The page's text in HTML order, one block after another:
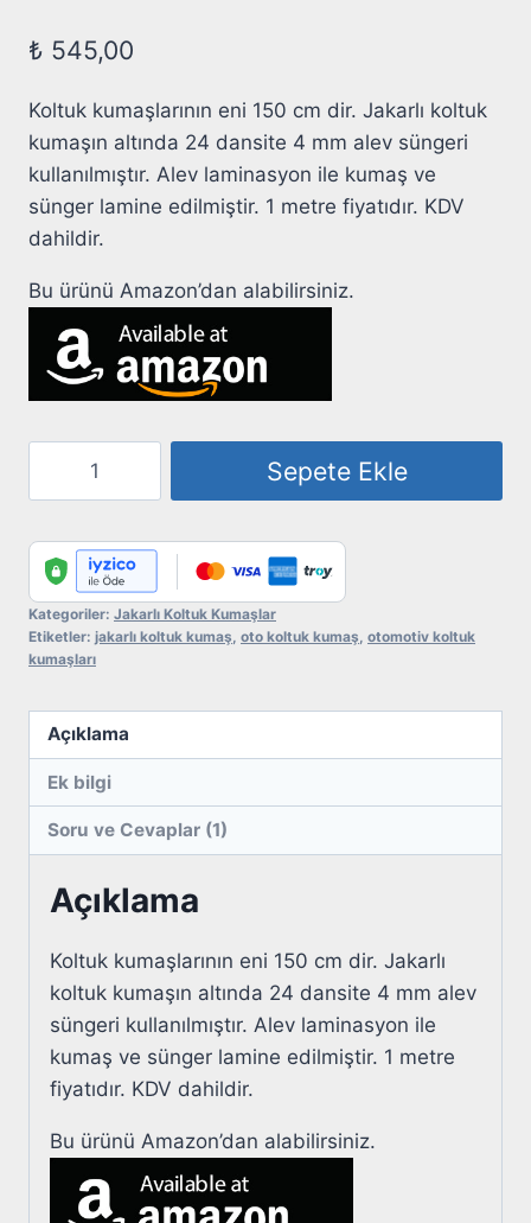
₺ 545,00
Koltuk kumaşlarının eni 150 cm dir. Jakarlı koltuk
kumaşın altında 24 dansite 4 mm alev süngeri
kullanılmıştır. Alev laminasyon ile kumaş ve
sünger lamine edilmiştir. 1 metre fiyatıdır. KDV
dahildir.
Bu ürünü Amazon’dan alabilirsiniz.
No:
154
adet
Sepete Ekle
Kategoriler: Jakarlı Koltuk Kumaşlar
Etiketler: jakarlı koltuk kumaş oto koltuk kumaş otomotiv koltuk
kumaşları
Açıklama
Ek bilgi
Soru ve Cevaplar (1)
Açıklama
Koltuk kumaşlarının eni 150 cm dir. Jakarlı
koltuk kumaşın altında 24 dansite 4 mm alev
süngeri kullanılmıştır. Alev laminasyon ile
kumaş ve sünger lamine edilmiştir. 1 metre
fiyatıdır. KDV dahildir.
Bu ürünü Amazon’dan alabilirsiniz.